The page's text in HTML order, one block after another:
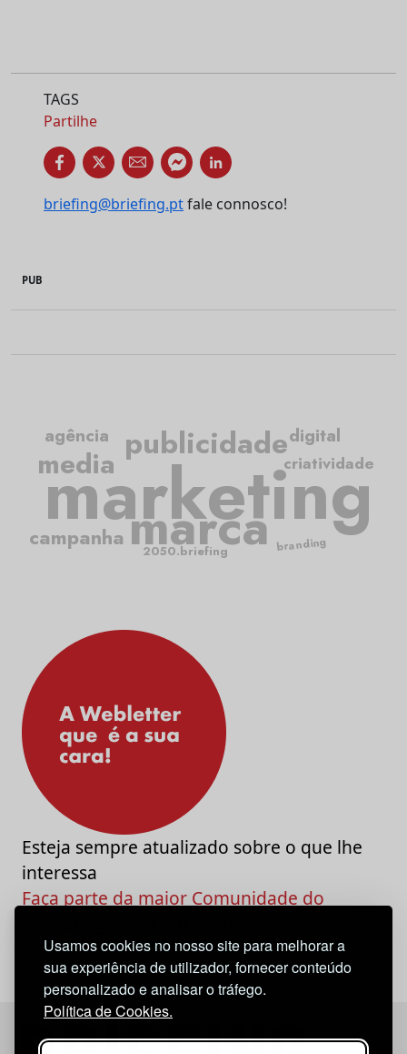
Usamos cookies no nosso site para melhorar a
sua experiência de utilizador, fornecer conteúdo
personalizado e analisar o tráfego.
Política de Cookies.
TAGS
Partilhe
briefing@briefing.ptfale connosco!
PUB
marketing
publicidade
marca
criatividade
campanha
media
agência digital
2050.briefing branding
Esteja sempre atualizado sobre o que lhe
interessa
Faça parte da maior Comunidade do